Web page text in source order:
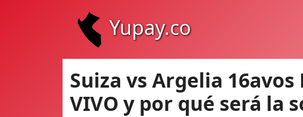
Yupay.co
Suiza vs Argelia
VIVO y por qué será la